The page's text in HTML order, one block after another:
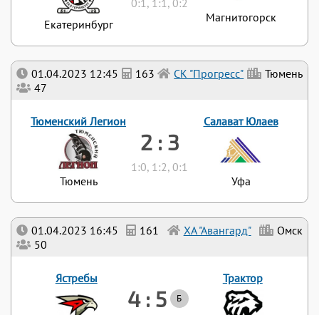
01.04.2023 16:45 161 ХА "Авангард"
Омск
50
Ястребы
4 : 5 Б
Трактор
01.04.2023 12:45 163 СК "Прогресс"
Тюмень
47
Тюменский Легион
Тюмень
2 : 3
1:0, 1:2, 0:1
Салават Юлаев
Уфа
Екатеринбург
Магнитогорск